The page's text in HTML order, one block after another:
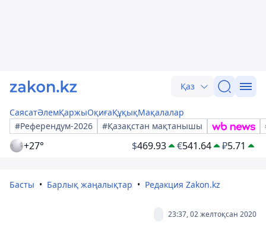
Қаз
СаясатӘлемҚаржыОқиғаҚұқықМақалалар
#Референдум-2026
#Қазақстан мақтанышы
+27° $469.93 €541.64 ₽5.71
Басты Барлық жаңалықтар Редакция Zakon.kz
23:37, 02 желтоқсан 2020